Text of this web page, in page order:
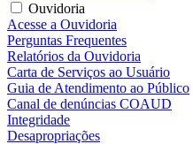
Ouvidoria
Acesse a Ouvidoria
Perguntas Frequentes
Relatórios da Ouvidoria
Carta de Serviços ao Usuário
Guia de Atendimento ao Público
Canal de denúncias COAUD
Integridade
Desapropriações